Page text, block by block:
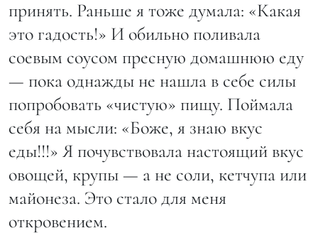
принять. Раньше я тоже думала: «Какая
это гадость!» И обильно поливала
соевым соусом пресную домашнюю еду
— пока однажды не нашла в себе силы
попробовать «чистую» пищу. Поймала
себя на мысли: «Боже, я знаю вкус
еды!!!» Я почувствовала настоящий вкус
овощей, крупы — а не соли, кетчупа или
майонеза. Это стало для меня
откровением.